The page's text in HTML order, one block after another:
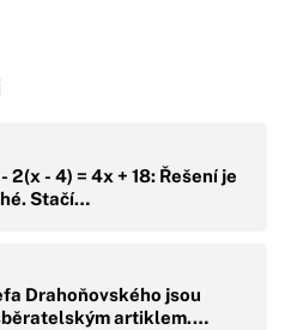
2(x - 4) = 4x + 18: Řešení je
Stačí…
Drahoňovského jsou
artiklem.…